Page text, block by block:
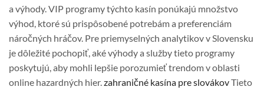
a výhody. VIP programy týchto kasín ponúkajú množstvo
výhod, ktoré sú prispôsobené potrebám a preferenciám
náročných hráčov. Pre priemyselných analytikov v Slovensku
je dôležité pochopiť, aké výhody a služby tieto programy
poskytujú, aby mohli lepšie porozumieť trendom v oblasti
online hazardných hier. zahraničné kasína pre slovákovTieto